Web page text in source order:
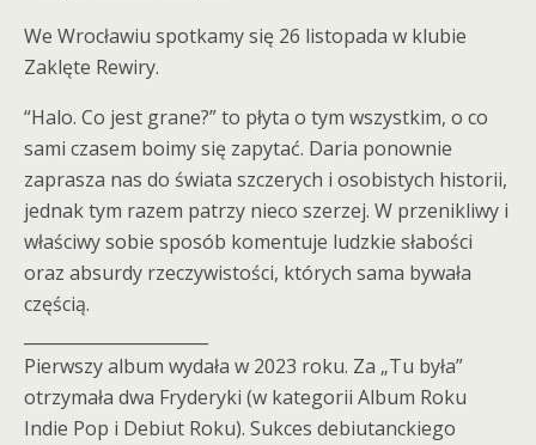
We Wrocławiu spotkamy się 26 listopada w klubie
Zaklęte Rewiry.
“Halo. Co jest grane?” to płyta o tym wszystkim, o co
sami czasem boimy się zapytać. Daria ponownie
zaprasza nas do świata szczerych i osobistych historii,
jednak tym razem patrzy nieco szerzej. W przenikliwy i
właściwy sobie sposób komentuje ludzkie słabości
oraz absurdy rzeczywistości, których sama bywała
częścią.
Pierwszy album wydała w 2023 roku. Za „Tu była”
otrzymała dwa Fryderyki (w kategorii Album Roku
Indie Pop i Debiut Roku). Sukces debiutanckiego